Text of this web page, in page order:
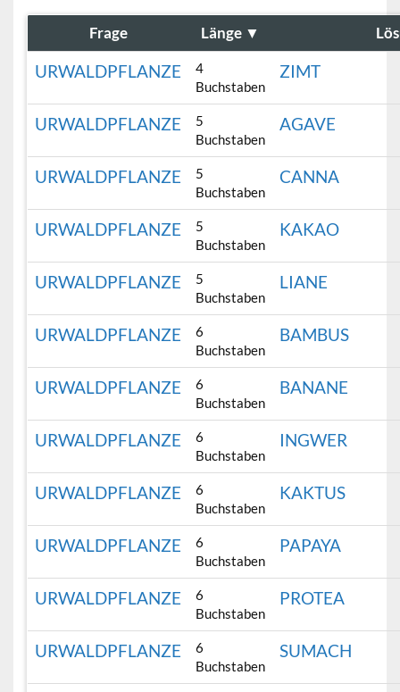
Frage Länge ▼
URWALDPFLANZE
4
Buchstaben
ZIMT
URWALDPFLANZE
5
Buchstaben
AGAVE
URWALDPFLANZE
5
Buchstaben
CANNA
URWALDPFLANZE
5
Buchstaben
KAKAO
URWALDPFLANZE
5
Buchstaben
LIANE
URWALDPFLANZE
6
Buchstaben
BAMBUS
URWALDPFLANZE
6
Buchstaben
BANANE
URWALDPFLANZE
6
Buchstaben
INGWER
URWALDPFLANZE
6
Buchstaben
KAKTUS
URWALDPFLANZE
6
Buchstaben
PAPAYA
URWALDPFLANZE
6
Buchstaben
PROTEA
URWALDPFLANZE
6
Buchstaben
SUMACH